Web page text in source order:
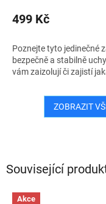
Související
Akce
499 Kč
Poznejte tyto jedinečné
bezpečně a stabilně
vám zaizolují či zajistí
ZOBRAZIT